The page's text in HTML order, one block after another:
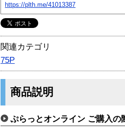
https://plth.me/41013387
関連カテゴリ
75P
商品説明
ぷらっとオンライン ご購入の